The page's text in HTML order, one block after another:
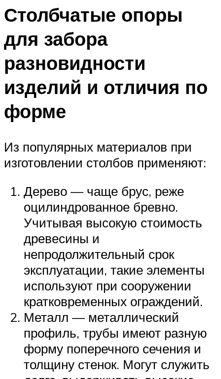
Столбчатые опоры
для забора
разновидности
изделий и отличия по
форме
Из популярных материалов при
изготовлении столбов применяют:
Дерево — чаще брус, реже
оцилиндрованное бревно.
Учитывая высокую стоимость
древесины и
непродолжительный срок
эксплуатации, такие элементы
используют при сооружении
кратковременных ограждений.
Металл — металлический
профиль, трубы имеют разную
форму поперечного сечения и
толщину стенок. Могут служить